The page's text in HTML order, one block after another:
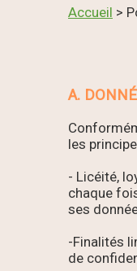
Accueil >
A.
les
- Licéité,
chaque
ses
-Finalités
de